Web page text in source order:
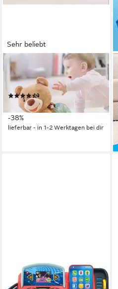
Sehr beliebt
VTECH®
Kuscheltier VTechBaby,
Krabbel mit mir - Bär
(323)
ab 24,67 € UVP39,99 €
-38%
lieferbar - in 1-2 Werktagen bei dir